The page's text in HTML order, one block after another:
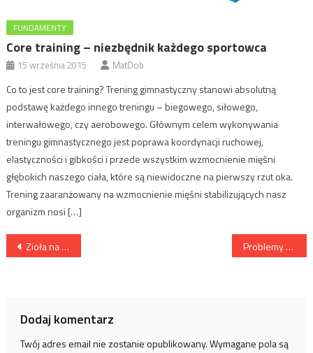
FUNDAMENTY
Core training – niezbędnik każdego sportowca
15 września 2015 MatDob
Co to jest core training? Trening gimnastyczny stanowi absolutną
podstawę każdego innego treningu – biegowego, siłowego,
interwałowego, czy aerobowego. Głównym celem wykonywania
treningu gimnastycznego jest poprawa koordynacji ruchowej,
elastyczności i gibkości i przede wszystkim wzmocnienie mięśni
głębokich naszego ciała, które są niewidoczne na pierwszy rzut oka.
Trening zaaranżowany na wzmocnienie mięśni stabilizujących nasz
organizm nosi […]
Nawigacja
Zioła na stres Problemy ze zdrowym snem
Dodaj komentarz
Twój adres email nie zostanie opublikowany.Wymagane pola są